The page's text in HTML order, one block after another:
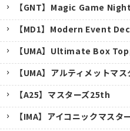
キャンセル
【GNT】Magic Game Night
【MD1】Modern Event
【UMA】Ultimate Box
【UMA】アルティメットマ
【A25】マスターズ25th
【IMA】アイコニックマスタ